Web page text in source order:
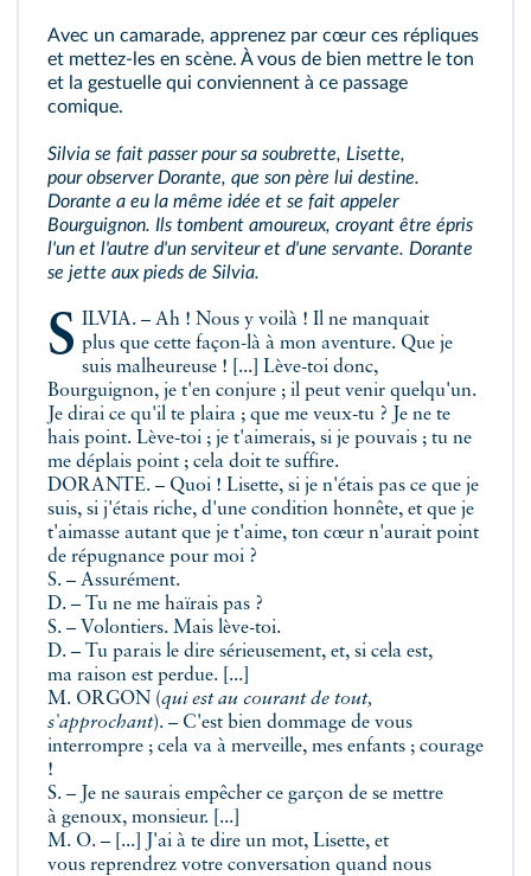
Avec un camarade, apprenez par cœur ces répliques
et mettez-les en scène. À vous de bien mettre le ton
et la gestuelle qui conviennent à ce passage
comique.
Silvia se fait passer pour sa soubrette, Lisette,
pour observer Dorante, que son père lui destine.
Dorante a eu la même idée et se fait appeler
Bourguignon. Ils tombent amoureux, croyant être épris
l'un et l'autre d'un serviteur et d'une servante. Dorante
se jette aux pieds de Silvia.
SILVIA. – Ah ! Nous y voilà ! Il ne manquait plus que cette façon-là à mon aventure. Que je
suis malheureuse ! [...] Lève-toi donc,
Bourguignon, je t'en conjure ; il peut venir quelqu'un.
Je dirai ce qu'il te plaira ; que me veux-tu ? Je ne te
hais point. Lève-toi ; je t'aimerais, si je pouvais ; tu ne
me déplais point ; cela doit te suffire.
DORANTE. – Quoi ! Lisette, si je n'étais pas ce que je
suis, si j'étais riche, d'une condition honnête, et que je
t'aimasse autant que je t'aime, ton cœur n'aurait point
de répugnance pour moi ?
S. – Assurément.
D. – Tu ne me haïrais pas ?
S. – Volontiers. Mais lève-toi.
D. – Tu parais le dire sérieusement, et, si cela est,
ma raison est perdue. [...]
M. ORGON (qui est au courant de tout,
s'approchant). – C'est bien dommage de vous
interrompre ; cela va à merveille, mes enfants ; courage
!
S. – Je ne saurais empêcher ce garçon de se mettre
à genoux, monsieur. [...]
M. O. – [...] J'ai à te dire un mot, Lisette, et
vous reprendrez votre conversation quand nous